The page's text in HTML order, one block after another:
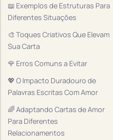
📖 Exemplos de Estruturas Para
Diferentes Situações
🎨 Toques Criativos Que Elevam
Sua Carta
🌹 Erros Comuns a Evitar
💖 O Impacto Duradouro de
Palavras Escritas Com Amor
🌈 Adaptando Cartas de Amor
Para Diferentes
Relacionamentos